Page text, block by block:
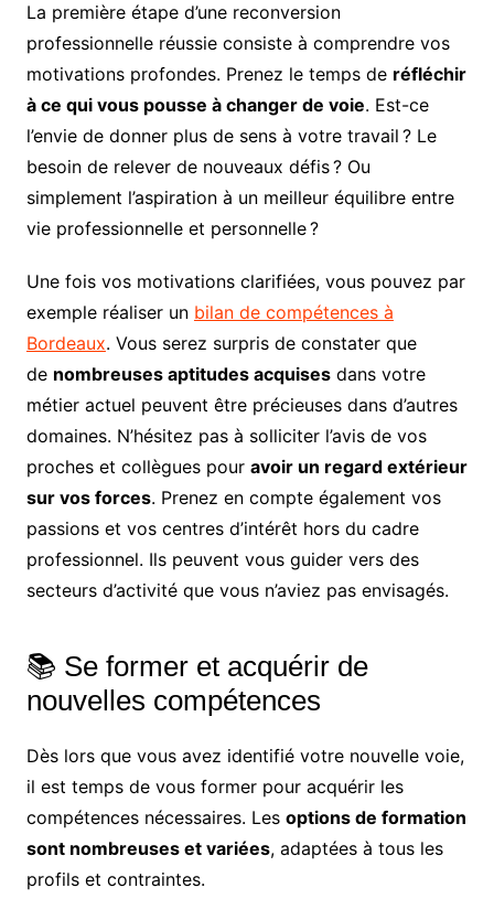
La première étape d’une reconversion
professionnelle réussie consiste à comprendre vos
motivations profondes. Prenez le temps de réfléchir
à ce qui vous pousse à changer de voie. Est-ce
l’envie de donner plus de sens à votre travail ? Le
besoin de relever de nouveaux défis ? Ou
simplement l’aspiration à un meilleur équilibre entre
vie professionnelle et personnelle ?
Une fois vos motivations clarifiées, vous pouvez par
exemple réaliser un bilan de compétences à
Bordeaux. Vous serez surpris de constater que
de nombreuses aptitudes acquisesdans votre
métier actuel peuvent être précieuses dans d’autres
domaines. N’hésitez pas à solliciter l’avis de vos
proches et collègues pour avoir un regard extérieur
sur vos forces. Prenez en compte également vos
passions et vos centres d’intérêt hors du cadre
professionnel. Ils peuvent vous guider vers des
secteurs d’activité que vous n’aviez pas envisagés.
📚 Se former et acquérir de
nouvelles compétences
Dès lors que vous avez identifié votre nouvelle voie,
il est temps de vous former pour acquérir les
compétences nécessaires. Les options de formation
sont nombreuses et variées, adaptées à tous les
profils et contraintes.